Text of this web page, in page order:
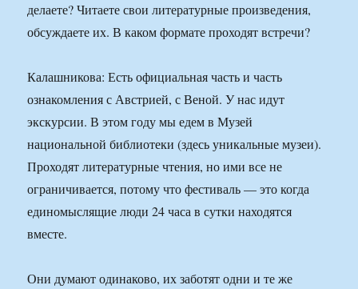
делаете? Читаете свои литературные произведения,
обсуждаете их. В каком формате проходят встречи?
Калашникова: Есть официальная часть и часть
ознакомления с Австрией, с Веной. У нас идут
экскурсии. В этом году мы едем в Музей
национальной библиотеки (здесь уникальные музеи).
Проходят литературные чтения, но ими все не
ограничивается, потому что фестиваль — это когда
единомыслящие люди 24 часа в сутки находятся
вместе.
Они думают одинаково, их заботят одни и те же